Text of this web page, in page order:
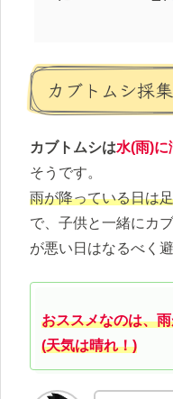
カブトムシ採
カブトムシは水(雨)に
そうです。
雨が降っている日は
で、子供と一緒にカ
が悪い日はなるべく
おススメなのは、
(天気は晴れ！)